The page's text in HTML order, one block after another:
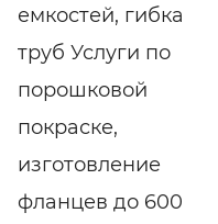
емкостей, гибка
труб Услуги по
порошковой
покраске,
изготовление
фланцев до 600